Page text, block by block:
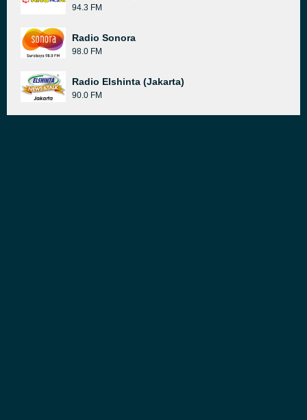
94.3 FM
Radio Sonora
98.0 FM
Radio Elshinta (Jakarta)
90.0 FM